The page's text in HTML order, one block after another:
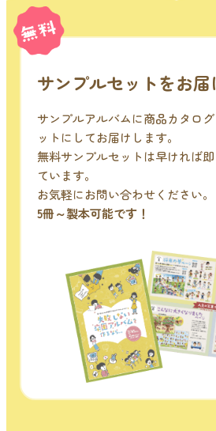
サンプルセットをお届
サンプルアルバムに商品カタロ
ットにしてお届けします。
無料サンプルセットは早ければ
ています。
お気軽にお問い合わせください。
5冊～製本可能です！